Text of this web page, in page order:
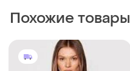
Похожие товары